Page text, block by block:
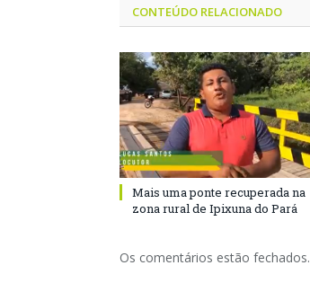
CONTEÚDO RELACIONADO
Mais uma ponte recuperada na
zona rural de Ipixuna do Pará
Os comentários estão fechados.